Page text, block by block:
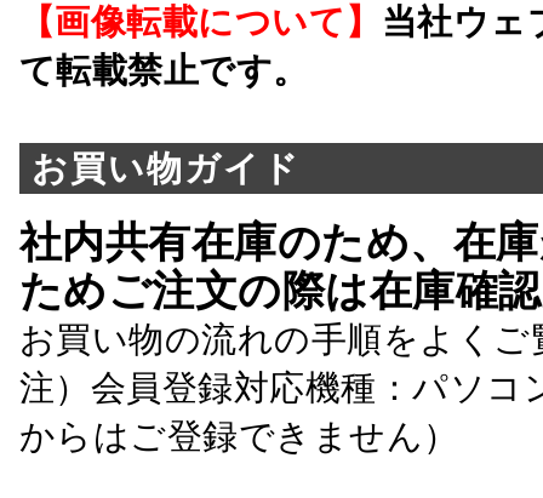
【画像転載について】 当社ウェ
て転載禁止です。
お買い物ガイド
社内共有在庫のため、在
ためご注文の際は在庫確
お買い物の流れの手順をよくご
注）会員登録対応機種：パソ
からはご登録できません）